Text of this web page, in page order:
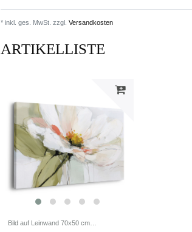
* inkl. ges. MwSt. zzgl. Versandkosten
ARTIKELLISTE